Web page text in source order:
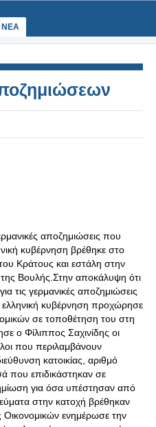
NEA
αποζημιώσεις που
κυβέρνηση βρέθηκε στο
Κράτους και εστάλη στην
Βουλής.Στην αποκάλυψη ότι
τις γερμανικές αποζημιώσεις
κυβέρνηση προχώρησε
σε τοποθέτηση του στη
ο Φίλιππος Σαχινίδης οι
που περιλαμβάνουν
κατοικίας, αριθμό
που επιδικάστηκαν σε
για όσα υπέστησαν από
στην κατοχή βρέθηκαν
ενημέρωσε την